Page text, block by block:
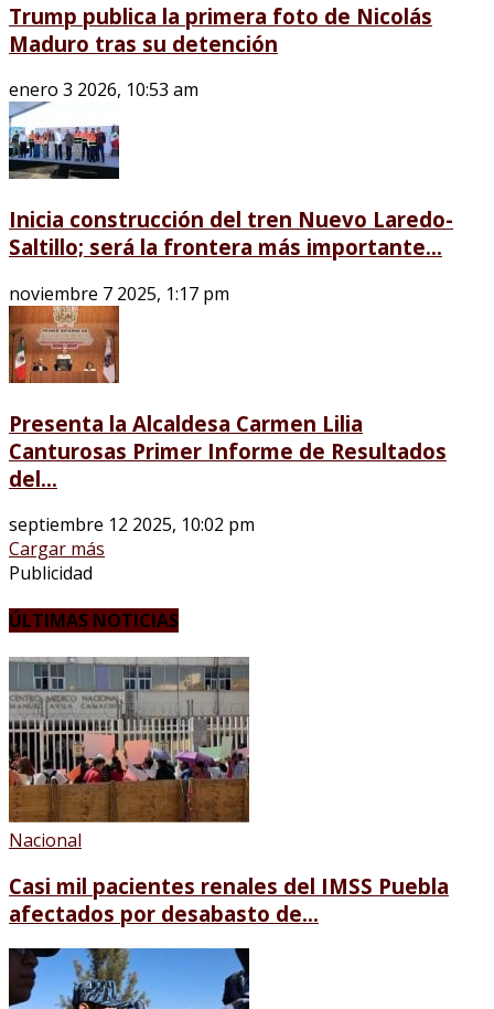
Trump publica la primera foto de Nicolás
Maduro tras su detención
enero 3 2026, 10:53 am
Inicia construcción del tren Nuevo Laredo-
Saltillo; será la frontera más importante...
noviembre 7 2025, 1:17 pm
Presenta la Alcaldesa Carmen Lilia
Canturosas Primer Informe de Resultados
del...
septiembre 12 2025, 10:02 pm
Cargar más
Publicidad
ÚLTIMAS NOTICIAS
Nacional
Casi mil pacientes renales del IMSS Puebla
afectados por desabasto de...